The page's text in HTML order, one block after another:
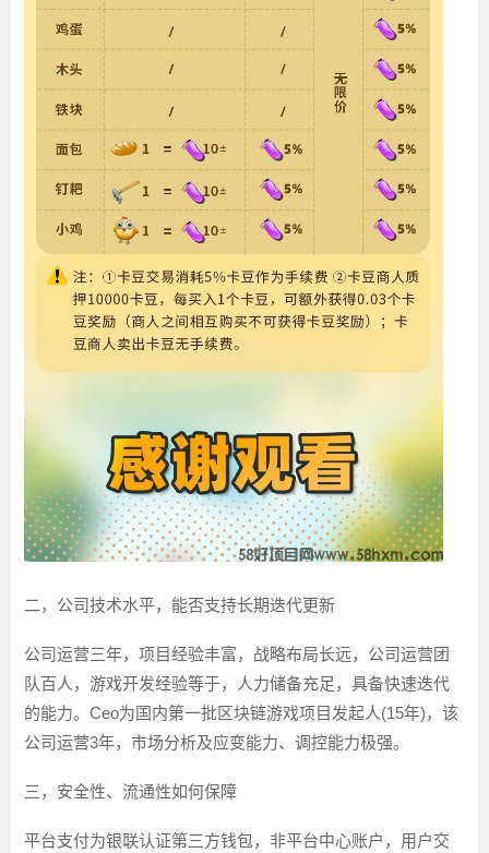
二，公司技术水平，能否支持长期迭代更新
公司运营三年，项目经验丰富，战略布局长远，公司运营团
队百人，游戏开发经验等于，人力储备充足，具备快速迭代
的能力。Ceo为国内第一批区块链游戏项目发起人(15年)，该
公司运营3年，市场分析及应变能力、调控能力极强。
三，安全性、流通性如何保障
平台支付为银联认证第三方钱包，非平台中心账户，用户交